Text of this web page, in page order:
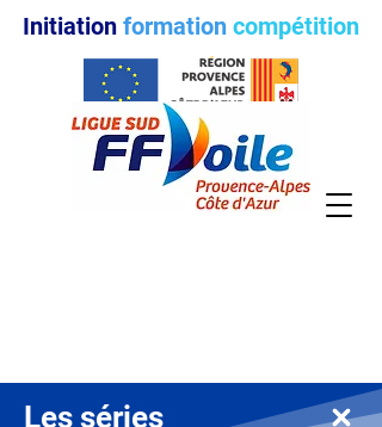
Initiation formation compétition
Les séries